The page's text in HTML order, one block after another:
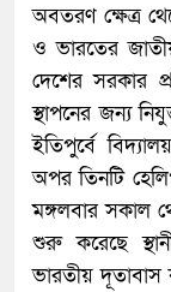
অবতরণ ক্ষেত্র
ও ভারতের
দেশের সরকার
স্থাপনের জন্য
ইতিপুর্বে
অপর তিনটি
মঙ্গলবার সকাল
শুরু করেছে
ভারতীয় দূতাবাস